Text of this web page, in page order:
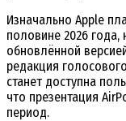
Изначально Apple
половине 2026 года,
обновлённой
редакция
станет доступна
что презентация
период.